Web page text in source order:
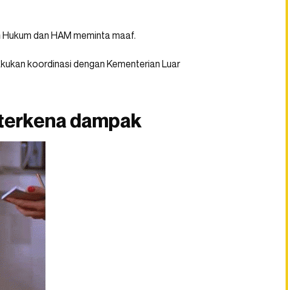
dan HAM meminta maaf.
koordinasi dengan Kementerian Luar
dampak